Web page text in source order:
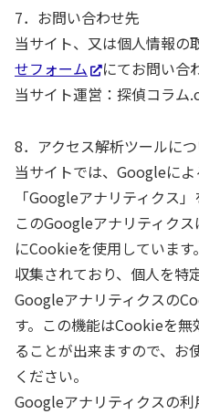
7．お問い合わせ先
当サイト、又は個人情報の
せフォーム
にてお問い合
当サイト運営：探偵コラム
8．アクセス解析ツールに
当サイトでは、Googleに
「Googleアナリティクス」
このGoogleアナリティク
にCookieを使用していま
収集されており、個人を特
Googleアナリティクスの
す。この機能はCookieを
ることが出来ますので、お
ください。
Googleアナリティクスの